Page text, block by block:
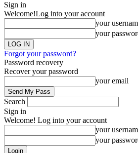
Sign in
Welcome!Log into your account
your
your
Forgot your password?
Password recovery
Recover your password
your email
Search
Sign in
Welcome! Log into your account
your
your